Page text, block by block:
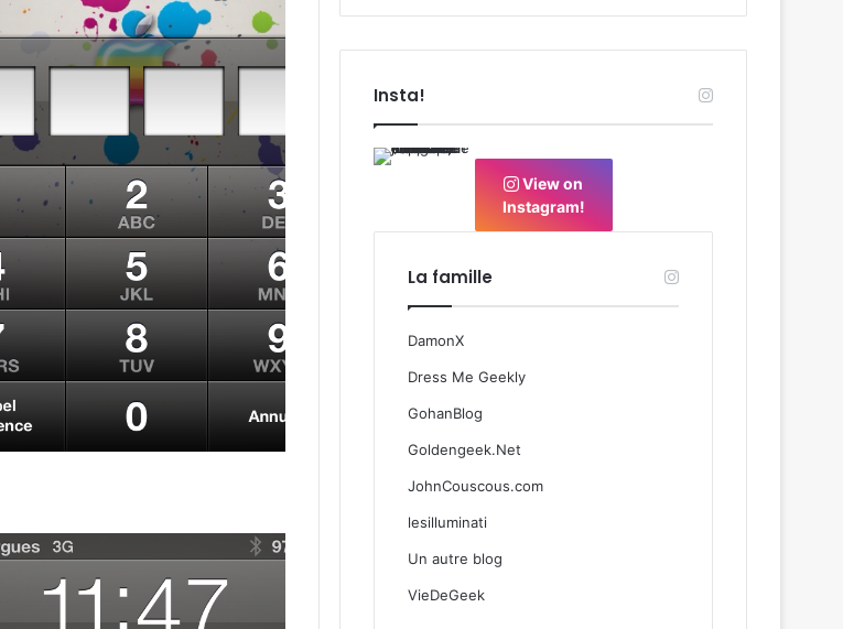
Insta!
View on
Instagram!
La famille
DamonX
Dress Me Geekly
GohanBlog
Goldengeek.Net
JohnCouscous.com
lesilluminati
Un autre blog
VieDeGeek